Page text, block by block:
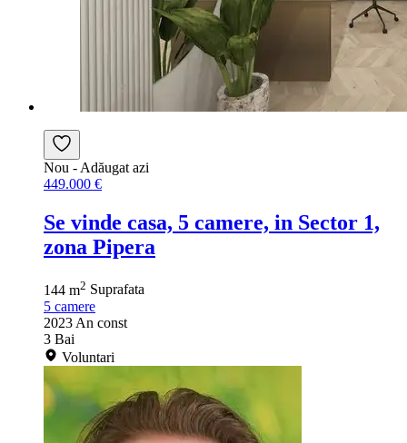
Nou - Adăugat azi
449.000 €
Se vinde casa, 5 camere, in Sector 1,
zona Pipera
144 m2 Suprafata
5 camere
2023 An const
3 Bai
Voluntari